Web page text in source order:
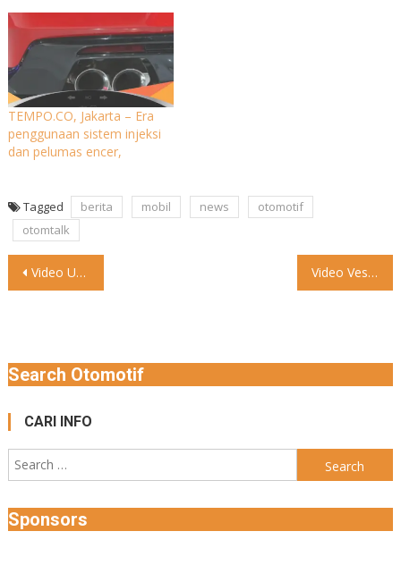
TEMPO.CO, Jakarta – Era
penggunaan sistem injeksi
dan pelumas encer,
Tagged berita mobil news
otomotif
otomtalk
Post
Video Usaha sampe bisa #otomtalk #lucu #sepedamotor Video Vespa Primavera COLOR VIBE LIMITED EDITION Ready now @vesparkindo
Search Otomotif
CARI INFO
Search
for:
Sponsors